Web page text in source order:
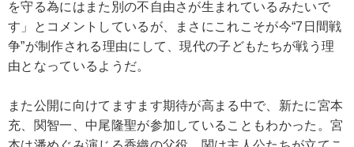
を守る為にはまた別の不自由さが生まれているみたいで
す」とコメントしているが、まさにこれこそが今“7日間戦
争”が制作される理由にして、現代の子どもたちが戦う理
由となっているようだ。
また公開に向けてますます期待が高まる中で、新たに宮本
充、関智一、中尾隆聖が参加していることもわかった。宮